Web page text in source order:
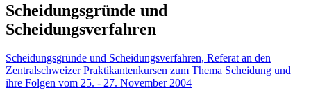
Scheidungsgründe und
Scheidungsverfahren
Scheidungsgründe und Scheidungsverfahren, Referat an den
Zentralschweizer Praktikantenkursen zum Thema Scheidung und
ihre Folgen vom 25. - 27. November 2004